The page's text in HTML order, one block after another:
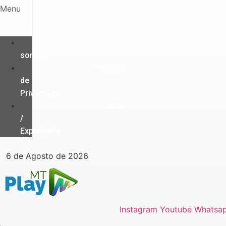
Ir
conteúdo
Menu
somos
de
Privacidade
/
Expediente
6 de Agosto de 2026
Instagram Youtube